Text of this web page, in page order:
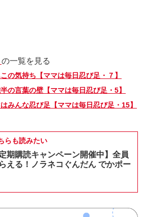
の一覧を見る
の気持ち【ママは毎日忍び足・７】
半の言葉の壁【ママは毎日忍び足・5】
みんな忍び足【ママは毎日忍び足・15】
らも読みたい
定期購読キャンペーン開催中】全員
える！ノラネコぐんだん でかポー